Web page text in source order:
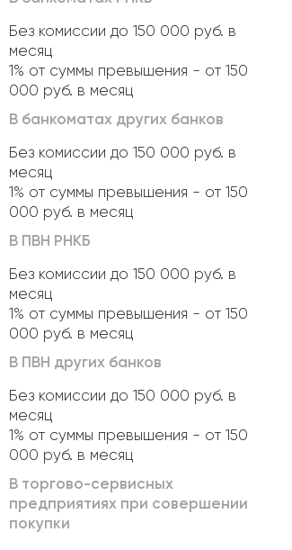
Без комиссии до 150 000 руб. в
месяц
1% от суммы превышения - от 150
000 руб. в месяц
В банкоматах других банков
Без комиссии до 150 000 руб. в
месяц
1% от суммы превышения - от 150
000 руб. в месяц
В ПВН РНКБ
Без комиссии до 150 000 руб. в
месяц
1% от суммы превышения - от 150
000 руб. в месяц
В ПВН других банков
Без комиссии до 150 000 руб. в
месяц
1% от суммы превышения - от 150
000 руб. в месяц
В торгово-сервисных
предприятиях при совершении
покупки